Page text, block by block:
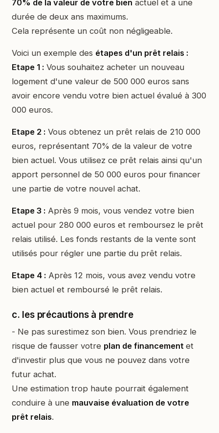
70% de la valeur de votre bien actuel et a une
durée de deux ans maximums.
Cela représente un coût non négligeable.
Voici un exemple des étapes d'un prêt relais :
Etape 1 : Vous souhaitez acheter un nouveau
logement d'une valeur de 500 000 euros sans
avoir encore vendu votre bien actuel évalué à 300
000 euros.
Etape 2 : Vous obtenez un prêt relais de 210 000
euros, représentant 70% de la valeur de votre
bien actuel. Vous utilisez ce prêt relais ainsi qu'un
apport personnel de 50 000 euros pour financer
une partie de votre nouvel achat.
Etape 3 : Après 9 mois, vous vendez votre bien
actuel pour 280 000 euros et remboursez le prêt
relais utilisé. Les fonds restants de la vente sont
utilisés pour régler une partie du prêt relais.
Etape 4 : Après 12 mois, vous avez vendu votre
bien actuel et remboursé le prêt relais.
c. les précautions à prendre
- Ne pas surestimez son bien. Vous prendriez le
risque de fausser votre plan de financement et
d'investir plus que vous ne pouvez dans votre
futur achat.
Une estimation trop haute pourrait également
conduire à une mauvaise évaluation de votre
prêt relais.